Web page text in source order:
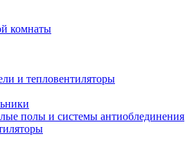
комнаты
и тепловентиляторы
полы и системы антиоблединения